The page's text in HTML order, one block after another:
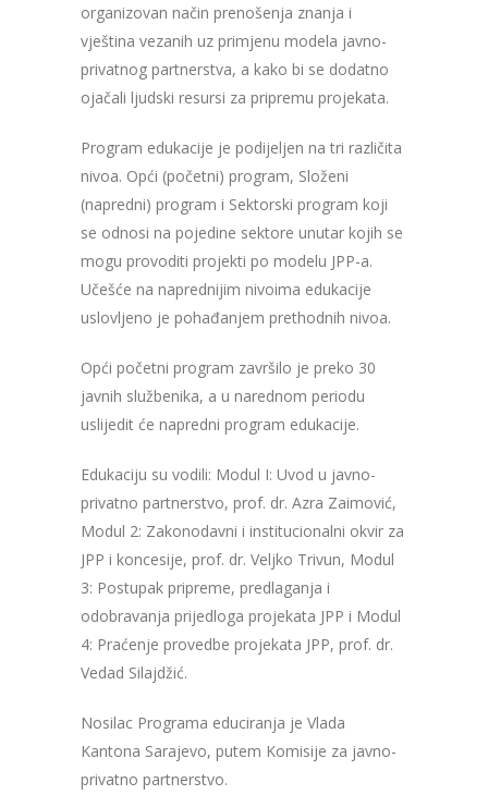
organizovan način prenošenja znanja i
vještina vezanih uz primjenu modela javno-
privatnog partnerstva, a kako bi se dodatno
ojačali ljudski resursi za pripremu projekata.
Program edukacije je podijeljen na tri različita
nivoa. Opći (početni) program, Složeni
(napredni) program i Sektorski program koji
se odnosi na pojedine sektore unutar kojih se
mogu provoditi projekti po modelu JPP-a.
Učešće na naprednijim nivoima edukacije
uslovljeno je pohađanjem prethodnih nivoa.
Opći početni program završilo je preko 30
javnih službenika, a u narednom periodu
uslijedit će napredni program edukacije.
Edukaciju su vodili: Modul I: Uvod u javno-
privatno partnerstvo, prof. dr. Azra Zaimović,
Modul 2: Zakonodavni i institucionalni okvir za
JPP i koncesije, prof. dr. Veljko Trivun, Modul
3: Postupak pripreme, predlaganja i
odobravanja prijedloga projekata JPP i Modul
4: Praćenje provedbe projekata JPP, prof. dr.
Vedad Silajdžić.
Nosilac Programa educiranja je Vlada
Kantona Sarajevo, putem Komisije za javno-
privatno partnerstvo.